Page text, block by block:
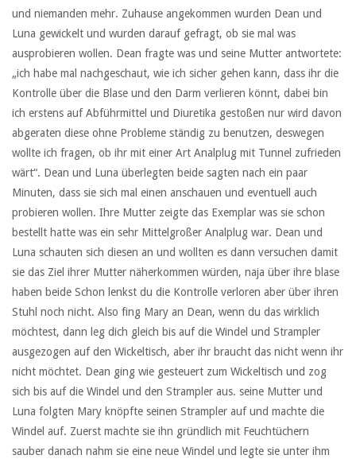
und niemanden mehr. Zuhause angekommen wurden Dean und
Luna gewickelt und wurden darauf gefragt, ob sie mal was
ausprobieren wollen. Dean fragte was und seine Mutter antwortete:
„ich habe mal nachgeschaut, wie ich sicher gehen kann, dass ihr die
Kontrolle über die Blase und den Darm verlieren könnt, dabei bin
ich erstens auf Abführmittel und Diuretika gestoßen nur wird davon
abgeraten diese ohne Probleme ständig zu benutzen, deswegen
wollte ich fragen, ob ihr mit einer Art Analplug mit Tunnel zufrieden
wärt“. Dean und Luna überlegten beide sagten nach ein paar
Minuten, dass sie sich mal einen anschauen und eventuell auch
probieren wollen. Ihre Mutter zeigte das Exemplar was sie schon
bestellt hatte was ein sehr Mittelgroßer Analplug war. Dean und
Luna schauten sich diesen an und wollten es dann versuchen damit
sie das Ziel ihrer Mutter näherkommen würden, naja über ihre blase
haben beide Schon lenkst du die Kontrolle verloren aber über ihren
Stuhl noch nicht. Also fing Mary an Dean, wenn du das wirklich
möchtest, dann leg dich gleich bis auf die Windel und Strampler
ausgezogen auf den Wickeltisch, aber ihr braucht das nicht wenn ihr
nicht möchtet. Dean ging wie gesteuert zum Wickeltisch und zog
sich bis auf die Windel und den Strampler aus. seine Mutter und
Luna folgten Mary knöpfte seinen Strampler auf und machte die
Windel auf. Zuerst machte sie ihn gründlich mit Feuchtüchern
sauber danach nahm sie eine neue Windel und legte sie unter ihm